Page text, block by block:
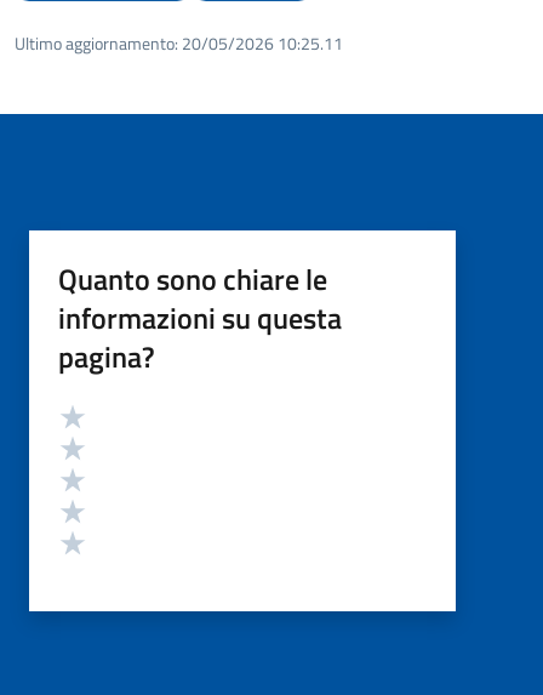
Ultimo aggiornamento: 20/05/2026 10:25.11
Quanto sono chiare le
informazioni su questa
pagina?
Valutazione